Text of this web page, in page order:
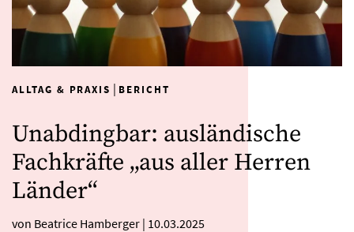
ALLTAG & PRAXIS | BERICHT
Unabdingbar: ausländische
Fachkräfte „aus aller Herren
Länder“
von Beatrice Hamberger | 10.03.2025